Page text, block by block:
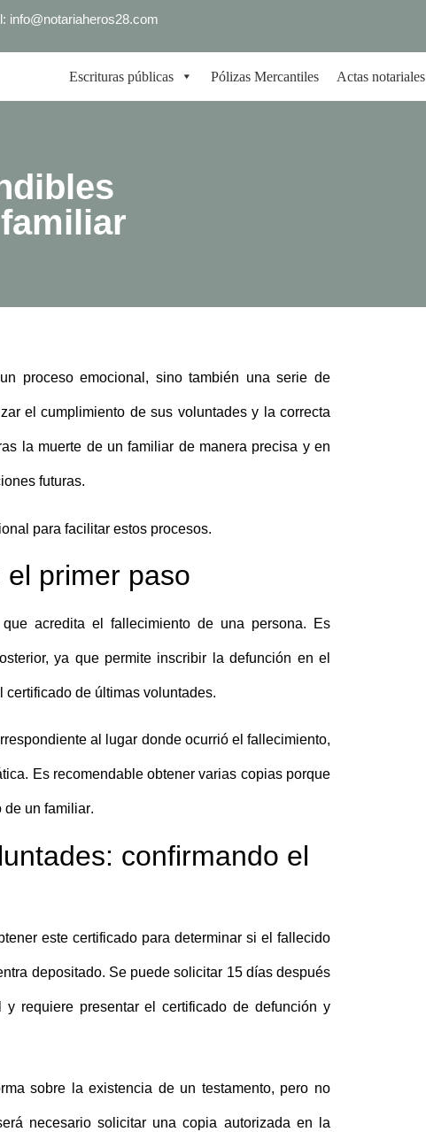
info@notariaheros28.com
Escrituras públicas Pólizas Mercantiles Actas notariales
proceso emocional, sino también una serie de
el cumplimiento de sus voluntades y la correcta
la muerte de un familiar de manera precisa y en
futuras.
para facilitar estos procesos.
primer paso
acredita el fallecimiento de una persona. Es
ya que permite inscribir la defunción en el
certificado de últimas voluntades.
al lugar donde ocurrió el fallecimiento,
Es recomendable obtener varias copias porque
de un familiar.
confirmando el
este certificado para determinar si el fallecido
depositado. Se puede solicitar 15 días después
requiere presentar el certificado de defunción y
sobre la existencia de un testamento, pero no
necesario solicitar una copia autorizada en la